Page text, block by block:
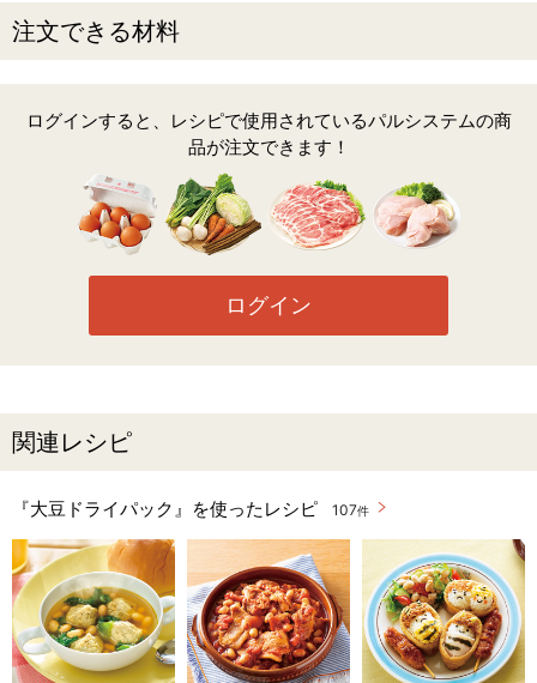
注文できる材料
ログインすると、レシピで使用されているパルシステムの商
品が注文できます！
ログイン
関連レシピ
『大豆ドライパック』を使ったレシピ 107件